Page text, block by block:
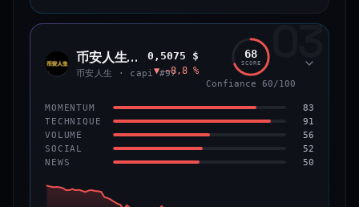
CAP. MARCHÉ VOLUME 24 H
VAR. 7 J VAR. 30 J
−22,2 %
VS ATH
−96,6 %
RANG CAPI.
#143
CONFIANCE 69/100
03
币安
人生
币安人生 (BinanceLife)
币安人生 · capi #97
0,5075 $
▼ −8,8 %
68
SCORE
Confiance 60/100
MOMENTUM 83
TECHNIQUE 91
VOLUME 56
SOCIAL 52
NEWS 50